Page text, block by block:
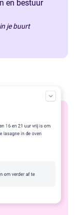
en bestuur
je buurt